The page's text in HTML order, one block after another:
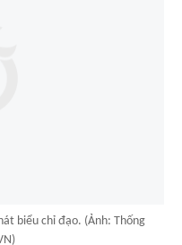
biểu chỉ đạo. (Ảnh: Thống